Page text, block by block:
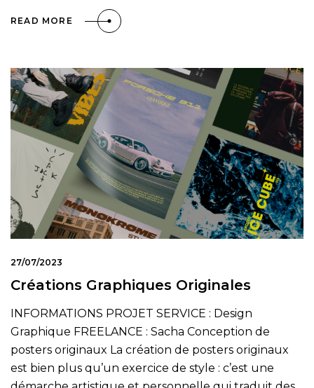
READ MORE
27/07/2023
Créations Graphiques Originales
INFORMATIONS PROJET SERVICE : Design
Graphique FREELANCE : Sacha Conception de
posters originaux La création de posters originaux
est bien plus qu’un exercice de style : c’est une